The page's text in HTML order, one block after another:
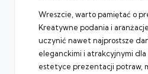
Wreszcie, warto pamiętać o
Kreatywne podania i
uczynić nawet najprostsze
eleganckimi i atrakcyjnymi dla
estetyce prezentacji potraw,